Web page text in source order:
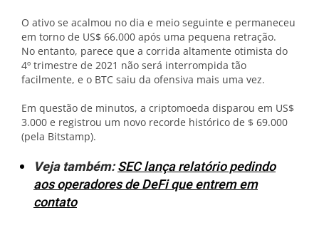
O ativo se acalmou no dia e meio seguinte e permaneceu
em torno de US$ 66.000 após uma pequena retração.
No entanto, parece que a corrida altamente otimista do
4º trimestre de 2021 não será interrompida tão
facilmente, e o BTC saiu da ofensiva mais uma vez.
Em questão de minutos, a criptomoeda disparou em US$
3.000 e registrou um novo recorde histórico de $ 69.000
(pela Bitstamp).
Veja também:SEC lança relatório pedindo
aos operadores de DeFi que entrem em
contato